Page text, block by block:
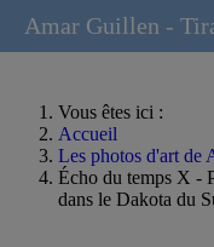
Vous êtes ici :
Accueil
Les photos d'art de
Écho du temps X -
dans le Dakota du
Amar Guillen -